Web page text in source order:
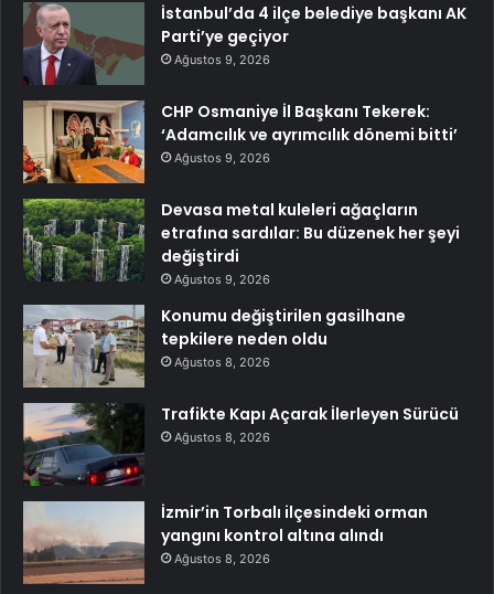
İstanbul’da 4 ilçe belediye başkanı AK
Parti’ye geçiyor
Ağustos 9, 2026
CHP Osmaniye İl Başkanı Tekerek:
‘Adamcılık ve ayrımcılık dönemi bitti’
Ağustos 9, 2026
Devasa metal kuleleri ağaçların
etrafına sardılar: Bu düzenek her şeyi
değiştirdi
Ağustos 9, 2026
Konumu değiştirilen gasilhane
tepkilere neden oldu
Ağustos 8, 2026
Trafikte Kapı Açarak İlerleyen Sürücü
Ağustos 8, 2026
İzmir’in Torbalı ilçesindeki orman
yangını kontrol altına alındı
Ağustos 8, 2026